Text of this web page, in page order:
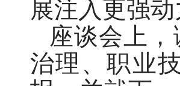
展注入更强动
座谈会上
治理、职业